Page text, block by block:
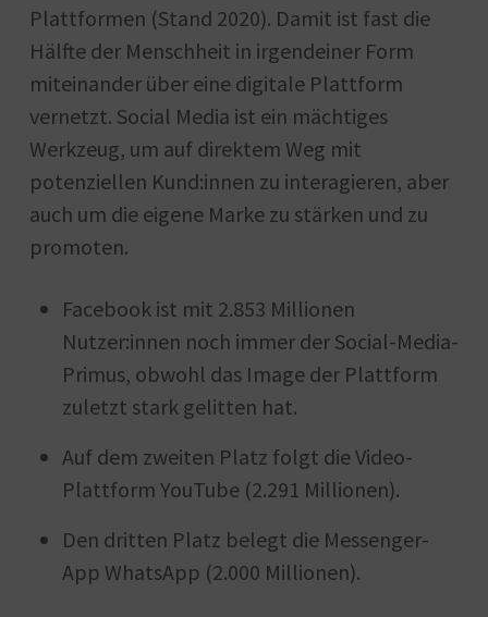
Plattformen (Stand 2020). Damit ist fast die
Hälfte der Menschheit in irgendeiner Form
miteinander über eine digitale Plattform
vernetzt. Social Media ist ein mächtiges
Werkzeug, um auf direktem Weg mit
potenziellen Kund:innen zu interagieren, aber
auch um die eigene Marke zu stärken und zu
promoten.
Facebook ist mit 2.853 Millionen
Nutzer:innen noch immer der Social-Media-
Primus, obwohl das Image der Plattform
zuletzt stark gelitten hat.
Auf dem zweiten Platz folgt die Video-
Plattform YouTube (2.291 Millionen).
Den dritten Platz belegt die Messenger-
App WhatsApp (2.000 Millionen).